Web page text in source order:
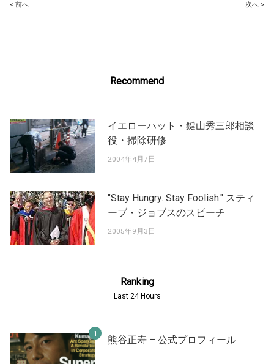
Post
< 前へ 次へ >
Recommend
イエローハット・鍵山秀三郎相談
役・掃除研修
2004年4月7日
"Stay Hungry. Stay Foolish." スティ
ーブ・ジョブスのスピーチ
2005年9月3日
Ranking
Last 24 Hours
熊谷正寿 – 公式プロフィール